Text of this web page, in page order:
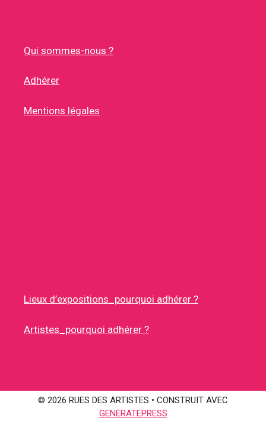
Qui sommes-nous ?
Adhérer
Mentions légales
Lieux d’expositions_pourquoi adhérer ?
Artistes_pourquoi adhérer ?
© 2026 RUES DES ARTISTES • CONSTRUIT AVEC
GENERATEPRESS